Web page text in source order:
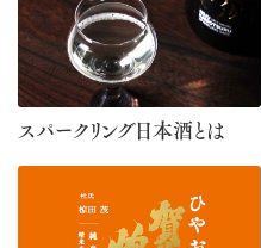
スパークリング日本酒とは